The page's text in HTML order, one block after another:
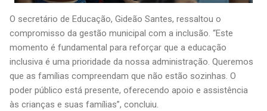
O secretário de Educação, Gideão Santes, ressaltou o
compromisso da gestão municipal com a inclusão. “Este
momento é fundamental para reforçar que a educação
inclusiva é uma prioridade da nossa administração. Queremos
que as famílias compreendam que não estão sozinhas. O
poder público está presente, oferecendo apoio e assistência
às crianças e suas famílias”, concluiu.